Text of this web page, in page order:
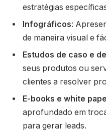
estratégias
Infográficos:
de maneira visual e
Estudos de caso e
seus produtos ou
clientes a resolver
E-books e white
aprofundado em
para gerar leads.